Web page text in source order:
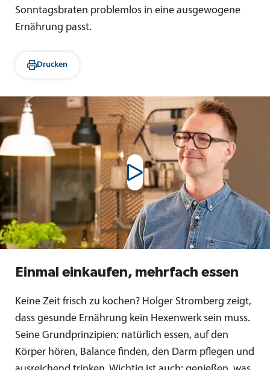
Sonntagsbraten problemlos in eine ausgewogene
Ernährung passt.
Drucken
Einmal einkaufen, mehrfach essen
Keine Zeit frisch zu kochen? Holger Stromberg zeigt,
dass gesunde Ernährung kein Hexenwerk sein muss.
Seine Grundprinzipien: natürlich essen, auf den
Körper hören, Balance finden, den Darm pflegen und